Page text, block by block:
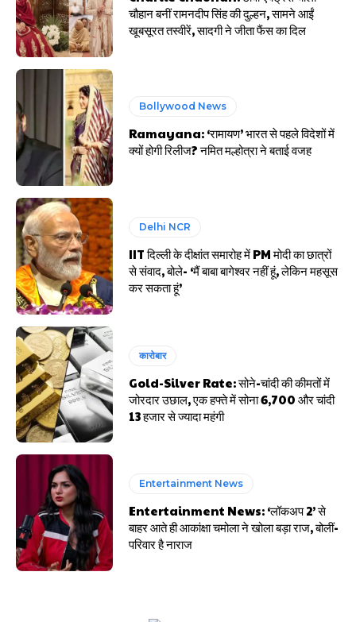
चौहान बनीं रामनदीप सिंह की दुल्हन, सामने आईं
खूबसूरत तस्वीरें, सादगी ने जीता फैंस का दिल
Bollywood News
Ramayana: ‘रामायण’ भारत से पहले विदेशों में
क्यों होगी रिलीज? नमित मल्होत्रा ने बताई वजह
Delhi NCR
IIT दिल्ली के दीक्षांत समारोह में PM मोदी का छात्रों
से संवाद, बोले- ‘मैं बाबा बागेश्वर नहीं हूं, लेकिन महसूस
कर सकता हूं’
कारोबार
Gold-Silver Rate: सोने-चांदी की कीमतों में
जोरदार उछाल, एक हफ्ते में सोना ₹6,700 और चांदी
₹13 हजार से ज्यादा महंगी
Entertainment News
Entertainment News: ‘लॉकअप 2’ से
बाहर आते ही आकांक्षा चमोला ने खोला बड़ा राज, बोलीं-
परिवार है नाराज